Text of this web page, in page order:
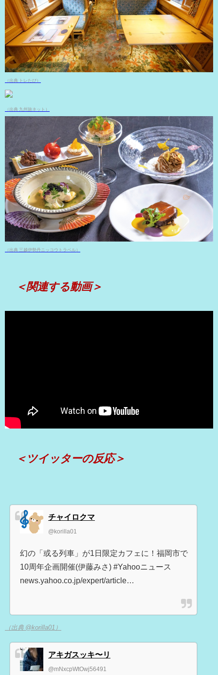
（出典 トレたび）
（出典 九州旅ネット）
（出典 三越伊勢丹ニッコウトラベル）
＜関連する動画＞
＜ツイッターの反応＞
チャイロクマ
@korilla01
幻の「或る列車」が1日限定カフェに！福岡市で
10周年企画開催(伊藤みさ) #Yahooニュース
news.yahoo.co.jp/expert/article…
（出典 @korilla01）
アキガスッキ〜リ
@mNxcpWtOwj56491